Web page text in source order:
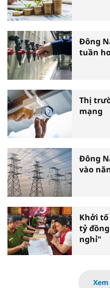
Đông
tuần
Thị
mạng
Đông
vào
Khởi tố
tỷ
nghỉ"